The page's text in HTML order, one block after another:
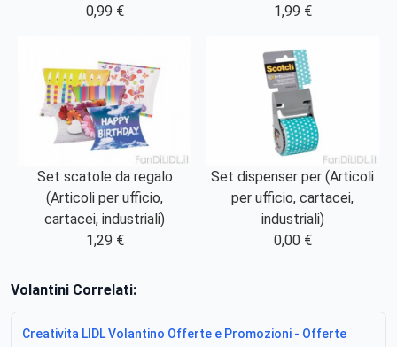
0,99 € 1,99 €
Set scatole da regalo
(Articoli per ufficio,
cartacei, industriali)
1,29 €
Set dispenser per (Articoli
per ufficio, cartacei,
industriali)
0,00 €
Volantini Correlati:
Creativita LIDL Volantino Offerte e Promozioni - Offerte